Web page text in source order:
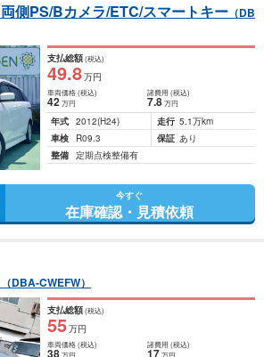
側PS/Bカメラ/ETC/スマートキー （DB
支払総額(税込)
49.8万円
車両価格(税込)
42万円
諸費用 (税込)
7.8 万円
年式 2012(H24) 走行 5.1万km
車検
R09.3 保証 あり
整備 定期点検整備有
今すぐ
在庫確認・見積依頼
（DBA-CWEFW）
支払総額(税込)
55万円
車両価格(税込)
38万円
諸費用 (税込)
17 万円